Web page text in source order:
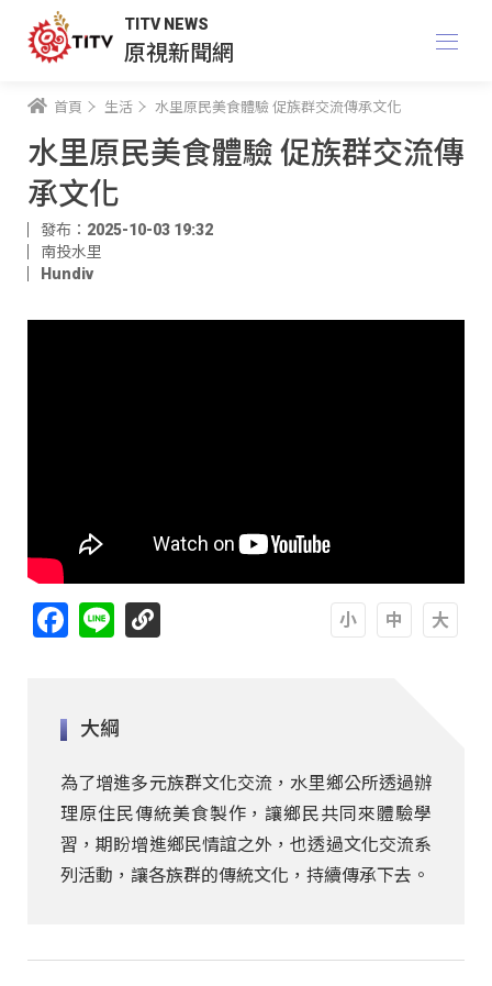
TITV NEWS
原視新聞網
首頁 生活 水里原民美食體驗 促族群交流傳承文化
水里原民美食體驗 促族群交流傳
承文化
發布：2025-10-03 19:32
南投水里
Hundiv
Facebook
Line
大綱
為了增進多元族群文化交流，水里鄉公所透過辦
理原住民傳統美食製作，讓鄉民共同來體驗學
習，期盼增進鄉民情誼之外，也透過文化交流系
列活動，讓各族群的傳統文化，持續傳承下去。